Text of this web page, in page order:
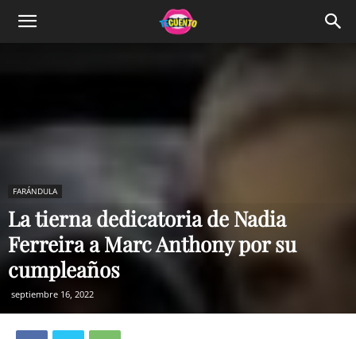
FARÁNDULA
La tierna dedicatoria de Nadia
Ferreira a Marc Anthony por su
cumpleaños
septiembre 16, 2022